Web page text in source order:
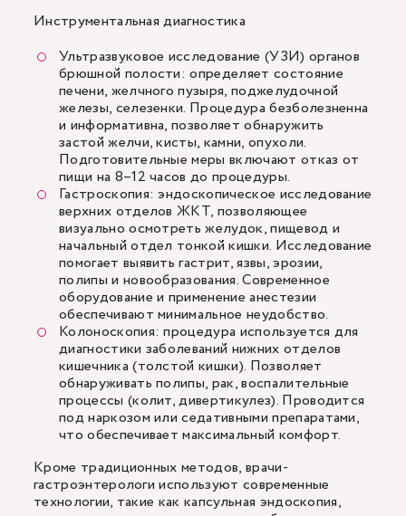
Инструментальная диагностика
Ультразвуковое исследование (УЗИ) органов
брюшной полости: определяет состояние
печени, желчного пузыря, поджелудочной
железы, селезенки. Процедура безболезненна
и информативна, позволяет обнаружить
застой желчи, кисты, камни, опухоли.
Подготовительные меры включают отказ от
пищи на 8–12 часов до процедуры.
Гастроскопия: эндоскопическое исследование
верхних отделов ЖКТ, позволяющее
визуально осмотреть желудок, пищевод и
начальный отдел тонкой кишки. Исследование
помогает выявить гастрит, язвы, эрозии,
полипы и новообразования. Современное
оборудование и применение анестезии
обеспечивают минимальное неудобство.
Колоноскопия: процедура используется для
диагностики заболеваний нижних отделов
кишечника (толстой кишки). Позволяет
обнаруживать полипы, рак, воспалительные
процессы (колит, дивертикулез). Проводится
под наркозом или седативными препаратами,
что обеспечивает максимальный комфорт.
Кроме традиционных методов, врачи-
гастроэнтерологи используют современные
технологии, такие как капсульная эндоскопия,